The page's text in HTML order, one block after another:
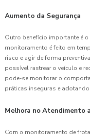
Aumento da Segurança
Outro benefício importante é
monitoramento é feito em
risco e agir de forma
possível rastrear o veículo e
pode-se monitorar o
práticas inseguras e
Melhora no Atendimento
Com o monitoramento de